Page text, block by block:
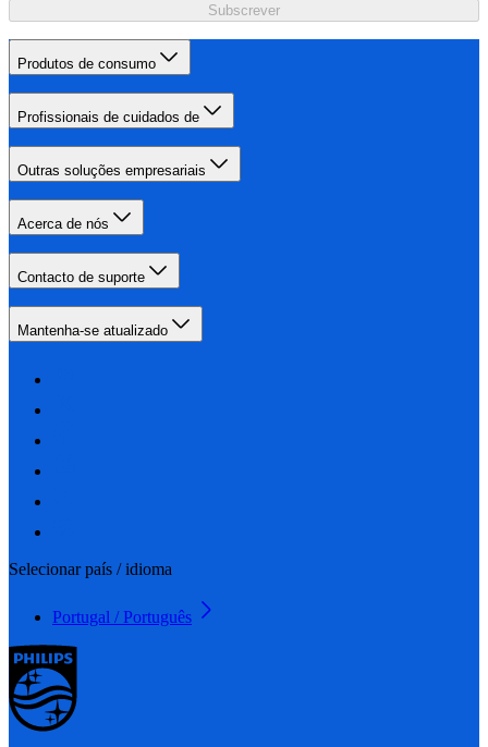
Subscrever
Produtos de consumo
Profissionais de cuidados de
Outras soluções empresariais
Acerca de nós
Contacto de suporte
Mantenha-se atualizado
Selecionar país / idioma
Portugal / Português